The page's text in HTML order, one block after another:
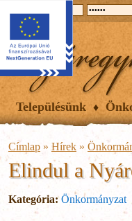
Településünk
Címlap » Hírek »
Elindul a
Kategória:Önkormányzat